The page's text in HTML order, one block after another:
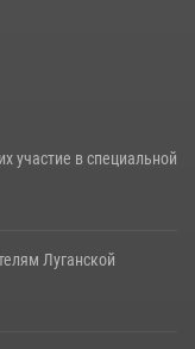
участие в специальной
Луганской